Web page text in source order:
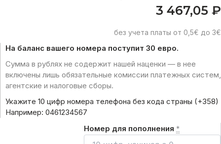
3 467,05 ₽
без учета платы от 0,5€ до 3€
На баланс вашего номера поступит 30 евро.
Сумма в рублях не содержит нашей наценки — в нее
включены лишь обязательные комиссии платежных систем,
агентские и налоговые сборы.
Укажите 10 цифр номера телефона без кода страны (+358)
Например: 0461234567
Номер для пополнения *